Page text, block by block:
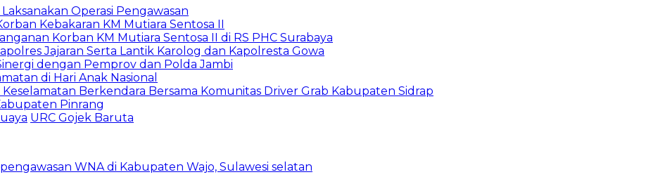
Operasi Pengawasan
Kebakaran KM Mutiara Sentosa II
Korban KM Mutiara Sentosa II di RS PHC Surabaya
Jajaran Serta Lantik Karolog dan Kapolresta Gowa
dengan Pemprov dan Polda Jambi
di Hari Anak Nasional
Berkendara Bersama Komunitas Driver Grab Kabupaten Sidrap
Pinrang
URC Gojek Baruta